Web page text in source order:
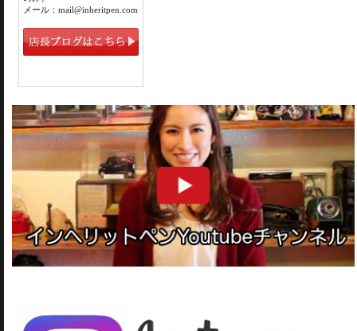
メール：mail@inheritpen.com